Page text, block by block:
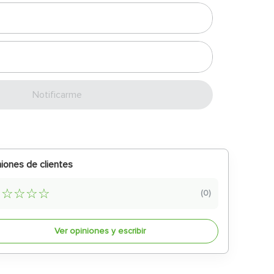
Enviar
de clientes
☆☆☆☆ (0)
Ver opiniones y escribir